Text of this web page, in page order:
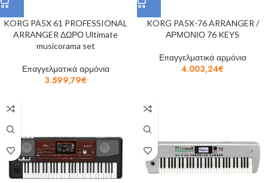
KORG PA5X 61 PROFESSIONAL
ARRANGER ΔΩΡΟ Ultimate
musicorama set
Επαγγελματικά αρμόνια
3.599,79€
KORG PA5X-76 ARRANGER /
ΑΡΜΟΝΙΟ 76 KEYS
Επαγγελματικά αρμόνια
4.003,24€